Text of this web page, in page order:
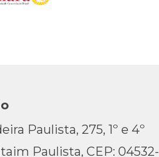
Paulista, 275, 1º e 4º
Paulista, CEP: 04532-